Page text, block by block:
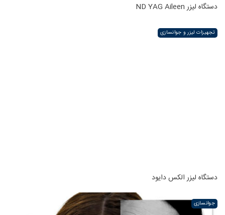
دستگاه لیزر ND YAG Aileen
تجهیزات لیزر و جوانسازی
دستگاه لیزر الکس دایود
جوانسازی